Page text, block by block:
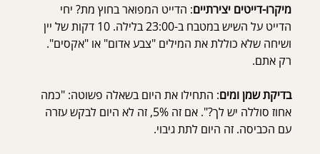
מיקרו-דייטים יצירתיים: הדייט המפואר בחוץ מת? יחי
הדייט על השיש במטבח ב-23:00 בלילה. 10 דקות של יין
ושיחה שלא כוללת את המילים "צבע אדום" או "אקסים".
רק אתם.
בדיקת שמן ומים: התחילו את היום בשאלה פשוטה: "כמה
אחוז סוללה יש לך?". אם זה 5%, זה לא היום לבקש עזרה
עם הכביסה. זה היום לתת גיבוי.